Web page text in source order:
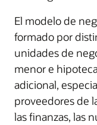
El modelo de
formado por
unidades de
menor e
adicional,
proveedores de
las finanzas, las